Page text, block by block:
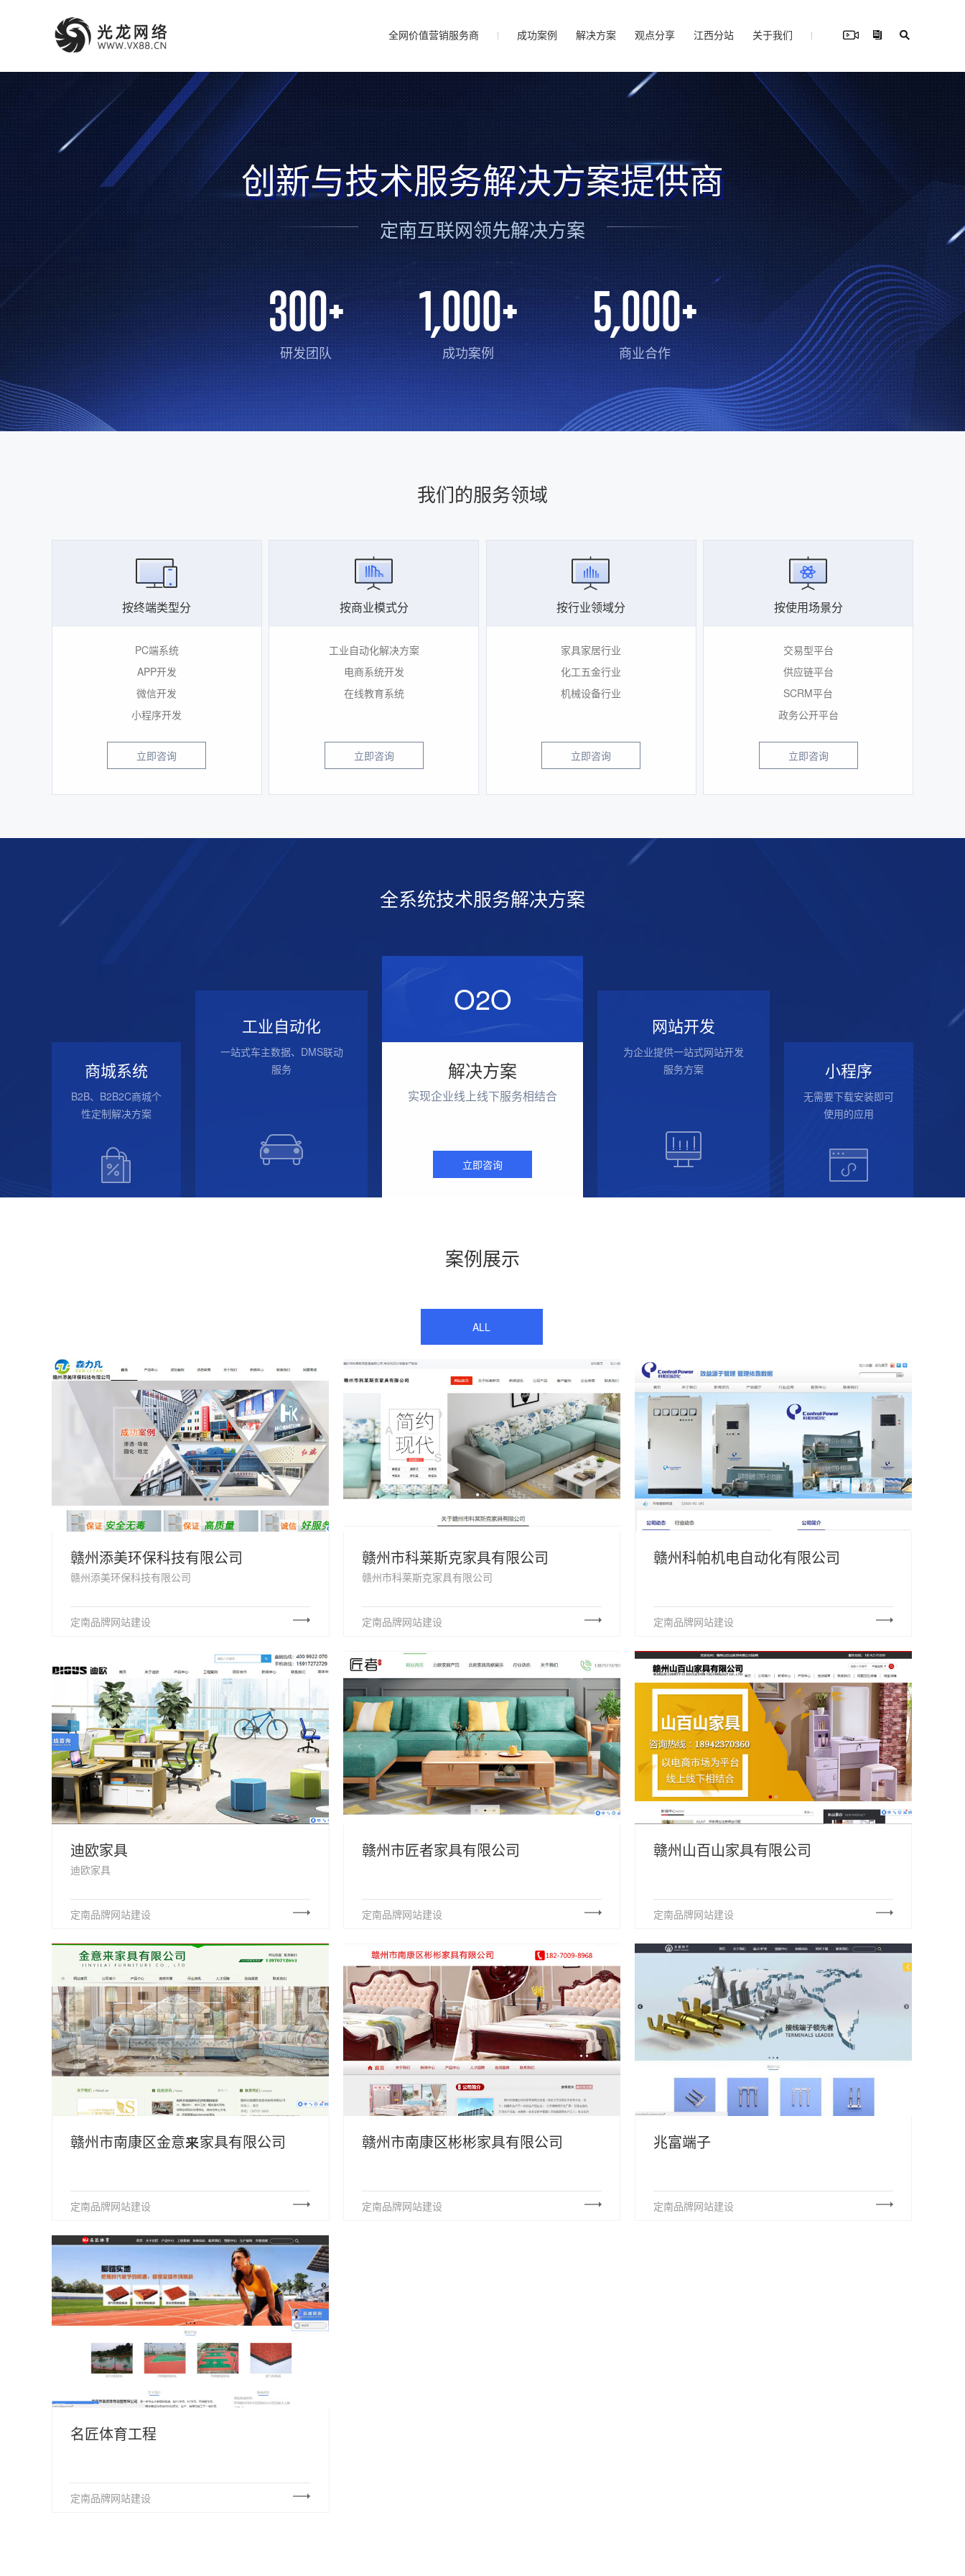
全网价值营销服务商 成功案例 解决方案 观点分享 江西分站 关于我们
创新与技术服务解决方案提供商
定南互联网领先解决方案
300+
研发团队
1,000+
成功案例
5,000+
商业合作
我们的服务领域
按终端类型分
PC端系统
APP开发
微信开发
小程序开发
立即咨询
按商业模式分
工业自动化解决方案
电商系统开发
在线教育系统
立即咨询
按行业领域分
家具家居行业
化工五金行业
机械设备行业
立即咨询
按使用场景分
交易型平台
供应链平台
SCRM平台
政务公开平台
立即咨询
全系统技术服务解决方案
商城系统
B2B、B2B2C商城个
性定制解决方案
工业自动化
一站式车主数据、DMS联动
服务
O2O
解决方案
实现企业线上线下服务相结合
立即咨询
网站开发
为企业提供一站式网站开发
服务方案
小程序
无需要下载安装即可
使用的应用
案例展示
ALL
赣州添美环保科技有限公司
赣州添美环保科技有限公司
定南品牌网站建设
赣州市科莱斯克家具有限公司
赣州市科莱斯克家具有限公司
定南品牌网站建设
赣州科帕机电自动化有限公司
定南品牌网站建设
迪欧家具
迪欧家具
定南品牌网站建设
赣州市匠者家具有限公司
定南品牌网站建设
赣州山百山家具有限公司
定南品牌网站建设
赣州市南康区金意来家具有限公司
定南品牌网站建设
赣州市南康区彬彬家具有限公司
定南品牌网站建设
兆富端子
定南品牌网站建设
名匠体育工程
定南品牌网站建设